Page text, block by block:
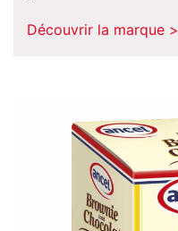
Découvrir la marque >